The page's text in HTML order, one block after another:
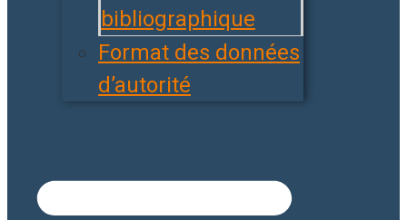
bibliographique
Format des données
d’autorité